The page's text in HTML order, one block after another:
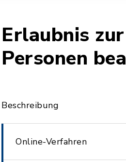
Erlaubnis
Personen
Beschreibung
Online-Verfahren